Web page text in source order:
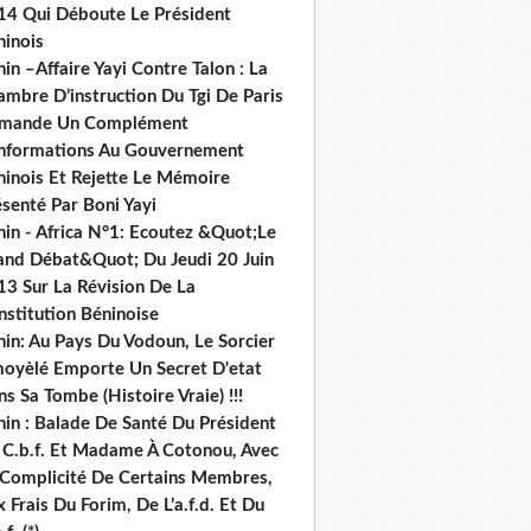
Qui Déboute Le Président
–Affaire Yayi Contre Talon : La
D’instruction Du Tgi De Paris
Un Complément
Au Gouvernement
Et Rejette Le Mémoire
Par Boni Yayi
- Africa N°1: Ecoutez &Quot;Le
Débat&Quot; Du Jeudi 20 Juin
Sur La Révision De La
Béninoise
Au Pays Du Vodoun, Le Sorcier
Emporte Un Secret D'etat
Sa Tombe (Histoire Vraie) !!!
: Balade De Santé Du Président
Et Madame À Cotonou, Avec
De Certains Membres,
Frais Du Forim, De L’a.f.d. Et Du